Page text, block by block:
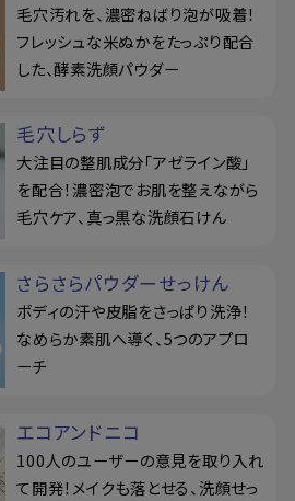
毛穴汚れを、濃密ねばり泡が吸着！
フレッシュな米ぬかをたっぷり配合
した、酵素洗顔パウダー
毛穴しらず
大注目の整肌成分「アゼライン酸」
を配合！濃密泡でお肌を整えながら
毛穴ケア、真っ黒な洗顔石けん
さらさらパウダーせっけん
ボディの汗や皮脂をさっぱり洗浄！
なめらか素肌へ導く、5つのアプロ
ーチ
エコアンドニコ
100人のユーザーの意見を取り入れ
て開発！メイクも落とせる、洗顔せっ